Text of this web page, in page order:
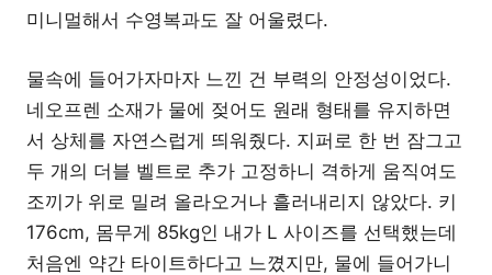
미니멀해서 수영복과도 잘 어울렸다.
물속에 들어가자마자 느낀 건 부력의 안정성이었다.
네오프렌 소재가 물에 젖어도 원래 형태를 유지하면
서 상체를 자연스럽게 띄워줬다. 지퍼로 한 번 잠그고
두 개의 더블 벨트로 추가 고정하니 격하게 움직여도
조끼가 위로 밀려 올라오거나 흘러내리지 않았다. 키
176cm, 몸무게 85kg인 내가 L 사이즈를 선택했는데
처음엔 약간 타이트하다고 느꼈지만, 물에 들어가니